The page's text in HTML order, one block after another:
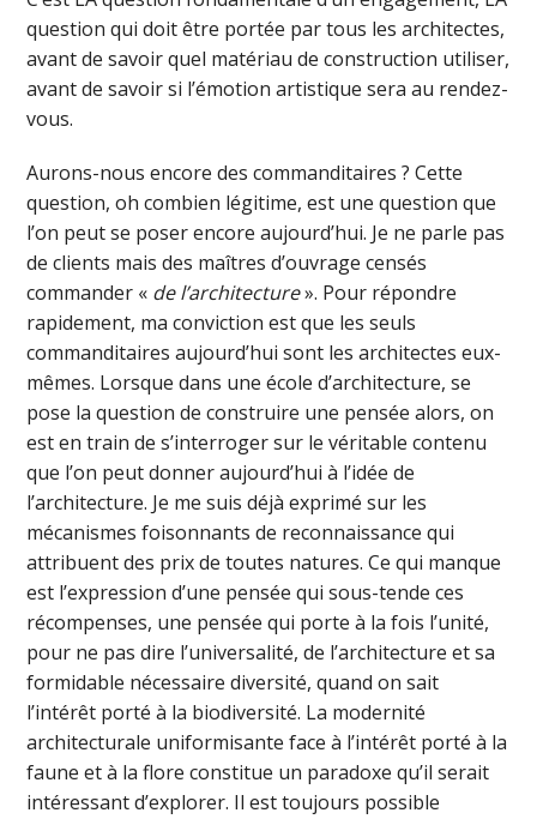
question qui doit être portée par tous les architectes,
avant de savoir quel matériau de construction utiliser,
avant de savoir si l’émotion artistique sera au rendez-
vous.
Aurons-nous encore des commanditaires ? Cette
question, oh combien légitime, est une question que
l’on peut se poser encore aujourd’hui. Je ne parle pas
de clients mais des maîtres d’ouvrage censés
commander « de l’architecture». Pour répondre
rapidement, ma conviction est que les seuls
commanditaires aujourd’hui sont les architectes eux-
mêmes. Lorsque dans une école d’architecture, se
pose la question de construire une pensée alors, on
est en train de s’interroger sur le véritable contenu
que l’on peut donner aujourd’hui à l’idée de
l’architecture. Je me suis déjà exprimé sur les
mécanismes foisonnants de reconnaissance qui
attribuent des prix de toutes natures. Ce qui manque
est l’expression d’une pensée qui sous-tende ces
récompenses, une pensée qui porte à la fois l’unité,
pour ne pas dire l’universalité, de l’architecture et sa
formidable nécessaire diversité, quand on sait
l’intérêt porté à la biodiversité. La modernité
architecturale uniformisante face à l’intérêt porté à la
faune et à la flore constitue un paradoxe qu’il serait
intéressant d’explorer. Il est toujours possible